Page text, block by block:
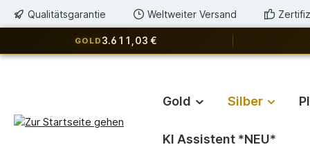
Zur Hauptnavigation springen
Qualitätsgarantie Weltweiter Versand
GOLD 3.611,03 €
Gold Silber
KI Assistent *NEU*